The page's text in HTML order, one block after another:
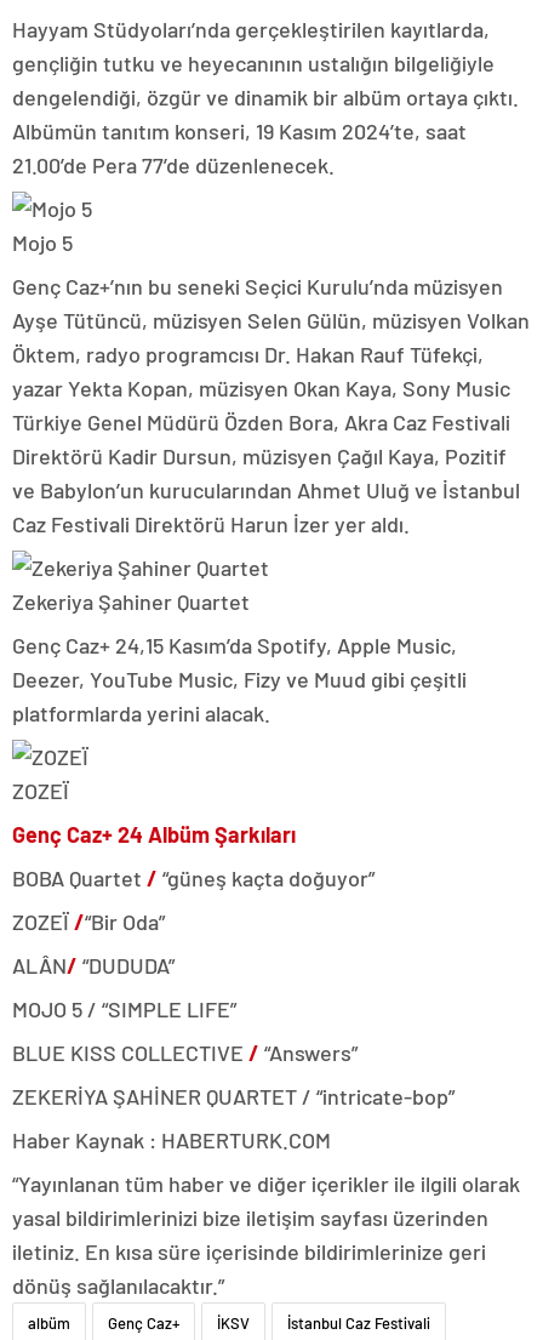
Hayyam Stüdyoları’nda gerçekleştirilen kayıtlarda,
gençliğin tutku ve heyecanının ustalığın bilgeliğiyle
dengelendiği, özgür ve dinamik bir albüm ortaya çıktı.
Albümün tanıtım konseri, 19 Kasım 2024’te, saat
21.00’de Pera 77’de düzenlenecek.
Mojo 5
Genç Caz+’nın bu seneki Seçici Kurulu’nda müzisyen
Ayşe Tütüncü, müzisyen Selen Gülün, müzisyen Volkan
Öktem, radyo programcısı Dr. Hakan Rauf Tüfekçi,
yazar Yekta Kopan, müzisyen Okan Kaya, Sony Music
Türkiye Genel Müdürü Özden Bora, Akra Caz Festivali
Direktörü Kadir Dursun, müzisyen Çağıl Kaya, Pozitif
ve Babylon’un kurucularından Ahmet Uluğ ve İstanbul
Caz Festivali Direktörü Harun İzer yer aldı.
Zekeriya Şahiner Quartet
Genç Caz+ 24,15 Kasım’da Spotify, Apple Music,
Deezer, YouTube Music, Fizy ve Muud gibi çeşitli
platformlarda yerini alacak.
ZOZEÏ
Genç Caz+ 24 Albüm Şarkıları
BOBA Quartet / “güneş kaçta doğuyor”
ZOZEÏ/“Bir Oda”
ALÂN/ “DUDUDA”
MOJO 5 / “SIMPLE LIFE”
BLUE KISS COLLECTIVE / “Answers”
ZEKERİYA ŞAHİNER QUARTET / “intricate-bop”
Haber Kaynak : HABERTURK.COM
“Yayınlanan tüm haber ve diğer içerikler ile ilgili olarak
yasal bildirimlerinizi bize iletişim sayfası üzerinden
iletiniz. En kısa süre içerisinde bildirimlerinize geri
dönüş sağlanılacaktır.”
albüm Genç Caz+ İKSV İstanbul Caz Festivali